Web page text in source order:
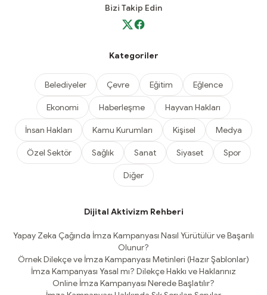
Bizi Takip Edin
Kategoriler
Belediyeler Çevre Eğitim Eğlence
Ekonomi Haberleşme Hayvan Hakları
İnsan Hakları Kamu Kurumları Kişisel Medya
Özel Sektör Sağlık Sanat Siyaset Spor
Diğer
Dijital Aktivizm Rehberi
Yapay Zeka Çağında İmza Kampanyası Nasıl Yürütülür ve Başarılı
Olunur?
Örnek Dilekçe ve İmza Kampanyası Metinleri (Hazır Şablonlar)
İmza Kampanyası Yasal mı? Dilekçe Hakkı ve Haklarınız
Online İmza Kampanyası Nerede Başlatılır?